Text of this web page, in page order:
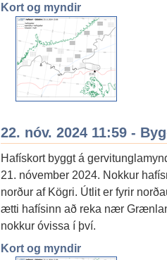
Kort og myndir
22. nóv. 2024 11:59 -
Hafískort byggt á
21. nóvember 2024. Nokkur
norður af Kögri. Útlit er fyrir
ætti hafísinn að reka nær
nokkur óvissa í því.
Kort og myndir